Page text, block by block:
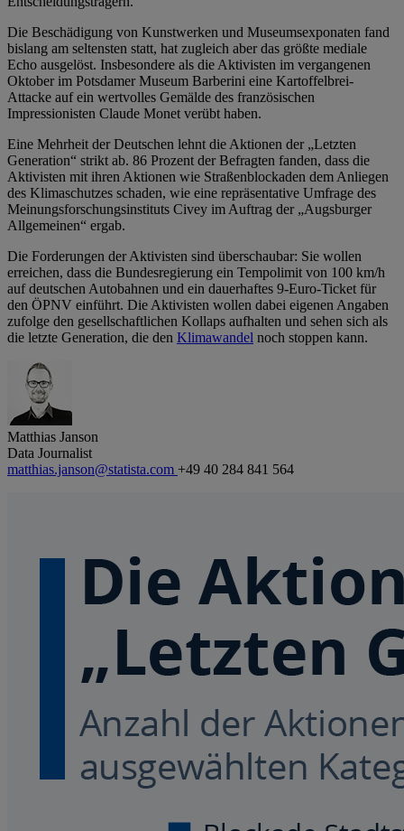
Die Beschädigung von Kunstwerken und Museumsexponaten fand
bislang am seltensten statt, hat zugleich aber das größte mediale
Echo ausgelöst. Insbesondere als die Aktivisten im vergangenen
Oktober im Potsdamer Museum Barberini eine Kartoffelbrei-
Attacke auf ein wertvolles Gemälde des französischen
Impressionisten Claude Monet verübt haben.
Eine Mehrheit der Deutschen lehnt die Aktionen der „Letzten
Generation“ strikt ab. 86 Prozent der Befragten fanden, dass die
Aktivisten mit ihren Aktionen wie Straßenblockaden dem Anliegen
des Klimaschutzes schaden, wie eine repräsentative Umfrage des
Meinungsforschungsinstituts Civey im Auftrag der „Augsburger
Allgemeinen“ ergab.
Die Forderungen der Aktivisten sind überschaubar: Sie wollen
erreichen, dass die Bundesregierung ein Tempolimit von 100 km/h
auf deutschen Autobahnen und ein dauerhaftes 9-Euro-Ticket für
den ÖPNV einführt. Die Aktivisten wollen dabei eigenen Angaben
zufolge den gesellschaftlichen Kollaps aufhalten und sehen sich als
die letzte Generation, die den Klimawandel noch stoppen kann.
Matthias Janson
Data Journalist
matthias.janson@statista.com +49 40 284 841 564